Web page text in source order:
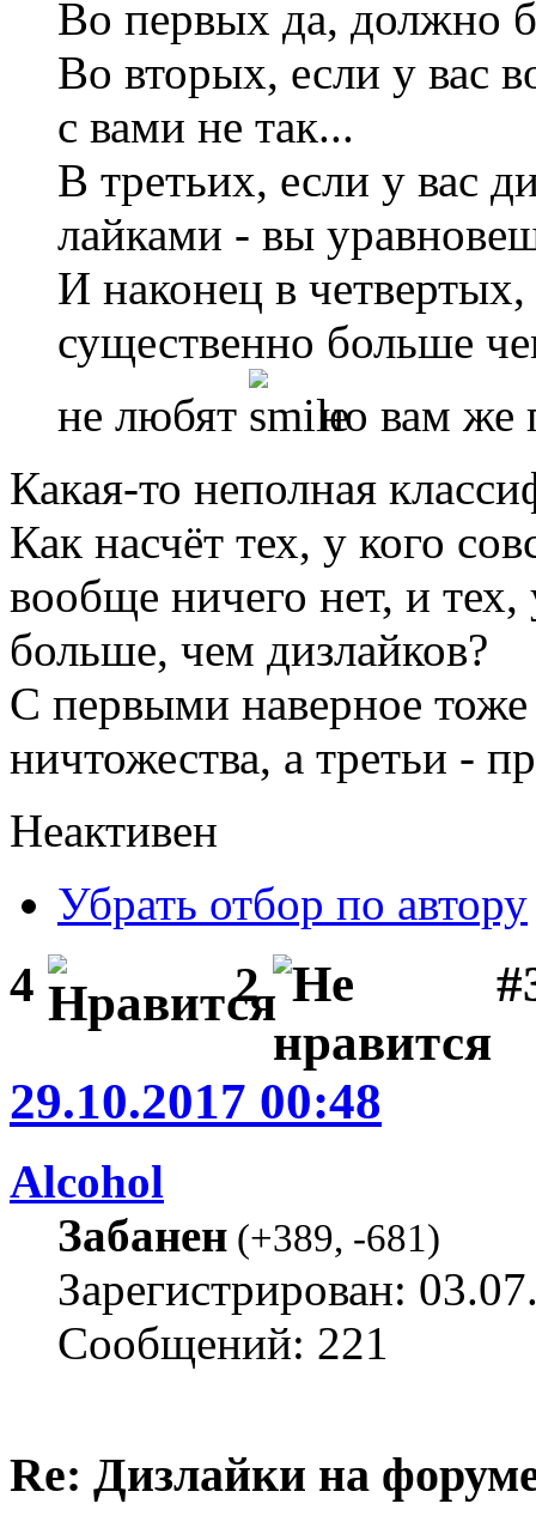
Во первых да, должно
Во вторых, если у вас
с вами не так...
В третьих, если у вас
лайками - вы
И наконец в
существенно больше
не любят
но вам же
Какая-то неполная
Как насчёт тех, у кого
вообще ничего нет, и
больше, чем дизлайков?
С первыми наверное тоже
ничтожества, а третьи -
Неактивен
Убрать отбор по автору
4 2
29.10.2017 00:48
Alcohol
Забанен (+389, -681)
Зарегистрирован:
Сообщений: 221
Re: Дизлайки на